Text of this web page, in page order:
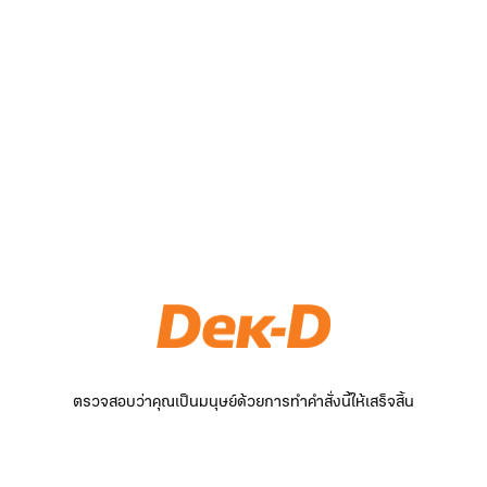
ตรวจสอบว่าคุณเป็นมนุษย์ด้วยการทำคำสั่งนี้ให้เสร็จสิ้น